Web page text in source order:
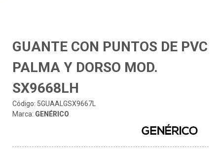
GUANTE CON PUNTOS DE PVC
PALMA Y DORSO MOD.
SX9668LH
Código: 5GUAALGSX9667L
Marca: GENÉRICO